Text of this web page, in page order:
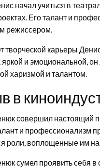
начал учиться в
Его талант и
режиссером.
творческой карьеры
и эмоциональной,
харизмой и талантом.
в
совершил настоящий
и профессионализм
воплощенные им на
сумел проявить себя